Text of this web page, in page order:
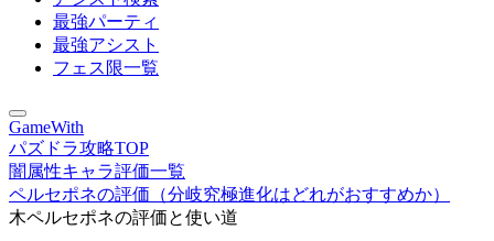
最強パーティ
最強アシスト
フェス限一覧
GameWith
パズドラ攻略TOP
闇属性キャラ評価一覧
ペルセポネの評価（分岐究極進化はどれがおすすめか）
木ペルセポネの評価と使い道